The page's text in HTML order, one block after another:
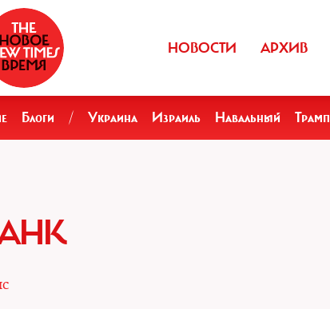
НОВОСТИ АРХИВ
Блоги / Украина Израиль Навальный Трамп